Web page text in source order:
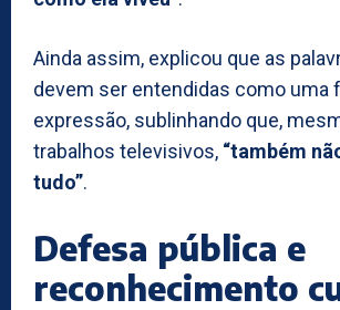
Ainda assim, explicou que as
devem ser entendidas como uma
expressão, sublinhando que,
trabalhos televisivos, “também
tudo”.
Defesa pública e
reconhecimento